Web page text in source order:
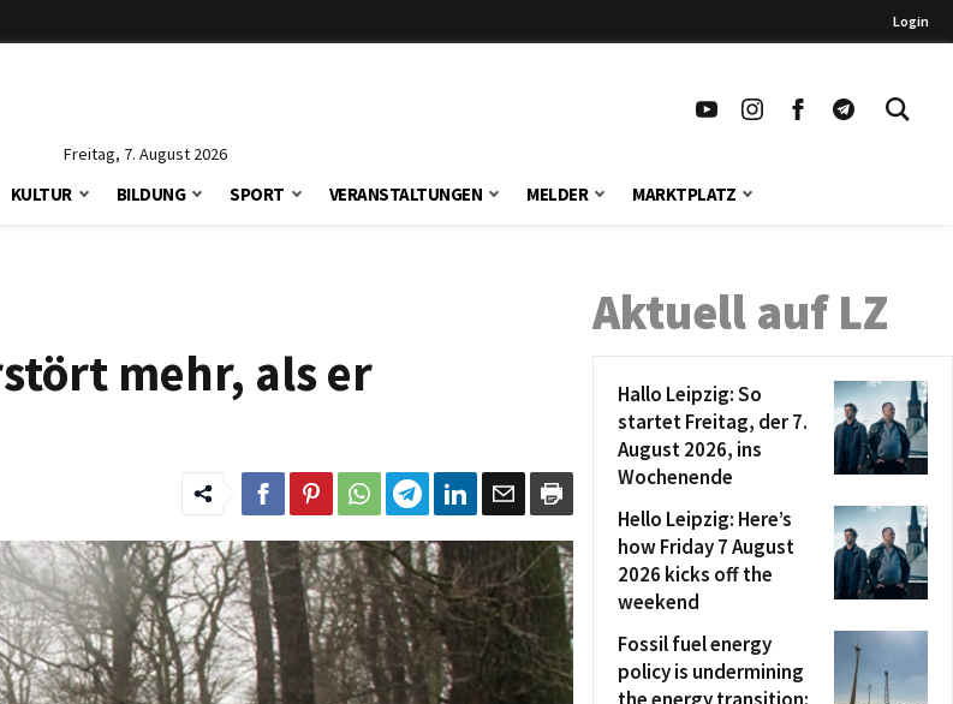
Login
Freitag, 7. August 2026
KULTUR BILDUNG SPORT VERANSTALTUNGEN MELDER MARKTPLATZ
mehr, als er
Aktuell auf LZ
Hallo Leipzig: So
startet Freitag, der 7.
August 2026, ins
Wochenende
Hello Leipzig: Here’s
how Friday 7 August
2026 kicks off the
weekend
Fossil fuel energy
policy is undermining